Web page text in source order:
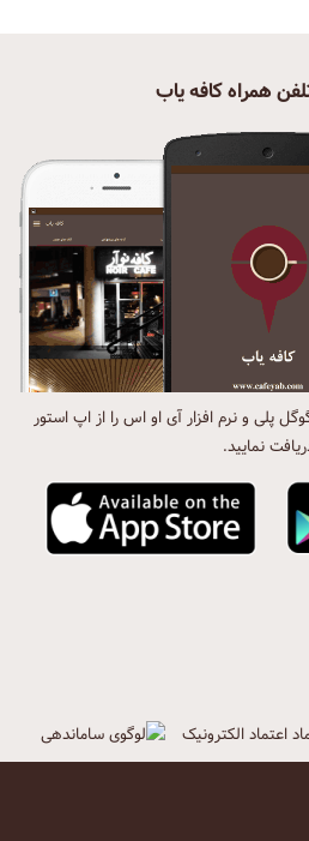
همراه کافه یاب
گوگل پلی و نرم افزار آی او اس را از اپ استور
نمایید.